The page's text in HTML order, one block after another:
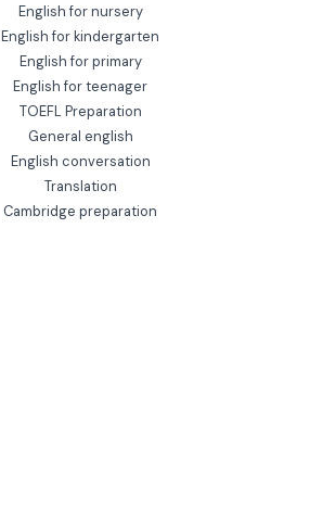
English for nursery
English for kindergarten
English for primary
English for teenager
TOEFL Preparation
General english
English conversation
Translation
Cambridge preparation